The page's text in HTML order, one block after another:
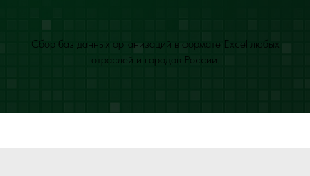
Сбор баз данных организаций в формате Excel любых
отраслей и городов России.